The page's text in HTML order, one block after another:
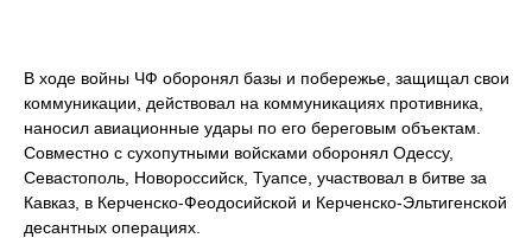
В ходе войны ЧФ оборонял базы и побережье, защищал свои
коммуникации, действовал на коммуникациях противника,
наносил авиационные удары по его береговым объектам.
Совместно с сухопутными войсками оборонял Одессу,
Севастополь, Новороссийск, Туапсе, участвовал в битве за
Кавказ, в Керченско-Феодосийской и Керченско-Эльтигенской
десантных операциях.